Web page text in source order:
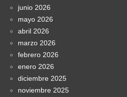
junio 2026
mayo 2026
abril 2026
marzo 2026
febrero 2026
enero 2026
diciembre 2025
noviembre 2025